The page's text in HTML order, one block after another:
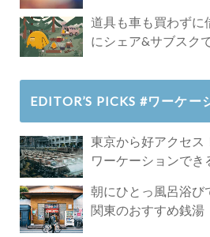
道具も車も買わずに
にシェア&サブスク
EDITOR’S PICKS #ワーケー
東京から好アクセス
ワーケーションでき
朝にひとっ風呂浴び
関東のおすすめ銭湯